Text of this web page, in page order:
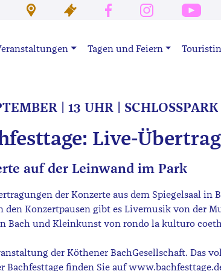
Tagen und Feiern
| 13 UHR | SCHLOSSPARK
Live-
auf der Leinwand im Park
der Konzerte aus dem Spiegelsaal in
den Konzertpausen gibt es Livemusik von der
Bach und Kleinkunst von rondo la kulturo
der Köthener BachGesellschaft. Das
Bachfesttage finden Sie auf